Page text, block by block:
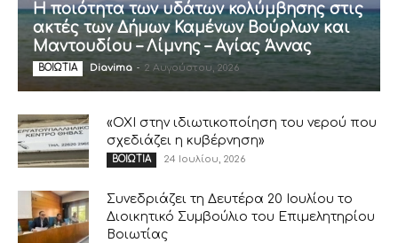
Η ποιότητα των υδάτων κολύμβησης στις
ακτές των Δήμων Καμένων Βούρλων και
Μαντουδίου – Λίμνης – Αγίας Άννας
ΒΟΙΩΤΙΑ Diavima - 2 Αυγούστου, 2026
«ΟΧΙ στην ιδιωτικοποίηση του νερού που
σχεδιάζει η κυβέρνηση»
ΒΟΙΩΤΙΑ 24 Ιουλίου, 2026
Συνεδριάζει τη Δευτέρα 20 Ιουλίου το
Διοικητικό Συμβούλιο του Επιμελητηρίου
Βοιωτίας